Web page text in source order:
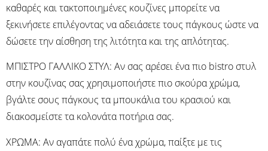
καθαρές και τακτοποιημένες κουζίνες μπορείτε να
ξεκινήσετε επιλέγοντας να αδειάσετε τους πάγκους ώστε να
δώσετε την αίσθηση της λιτότητα και της απλότητας.
ΜΠΙΣΤΡΟ ΓΑΛΛΙΚΟ ΣΤΥΛ: Αν σας αρέσει ένα πιο bistro στυλ
στην κουζίνας σας χρησιμοποιήστε πιο σκούρα χρώμα,
βγάλτε σους πάγκους τα μπουκάλια του κρασιού και
διακοσμείστε τα κολονάτα ποτήρια σας.
ΧΡΩΜΑ: Αν αγαπάτε πολύ ένα χρώμα, παίξτε με τις